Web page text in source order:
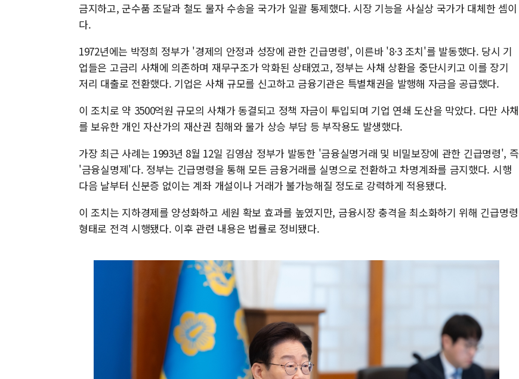
금지하고, 군수품 조달과 철도 물자 수송을 국가가 일괄 통제했다. 시장 기능을 사실상 국가가 대체한 셈이
다.
1972년에는 박정희 정부가 '경제의 안정과 성장에 관한 긴급명령', 이른바 '8·3 조치'를 발동했다. 당시 기
업들은 고금리 사채에 의존하며 재무구조가 악화된 상태였고, 정부는 사채 상환을 중단시키고 이를 장기
저리 대출로 전환했다. 기업은 사채 규모를 신고하고 금융기관은 특별채권을 발행해 자금을 공급했다.
이 조치로 약 3500억원 규모의 사채가 동결되고 정책 자금이 투입되며 기업 연쇄 도산을 막았다. 다만 사채
를 보유한 개인 자산가의 재산권 침해와 물가 상승 부담 등 부작용도 발생했다.
가장 최근 사례는 1993년 8월 12일 김영삼 정부가 발동한 '금융실명거래 및 비밀보장에 관한 긴급명령', 즉
'금융실명제'다. 정부는 긴급명령을 통해 모든 금융거래를 실명으로 전환하고 차명계좌를 금지했다. 시행
다음 날부터 신분증 없이는 계좌 개설이나 거래가 불가능해질 정도로 강력하게 적용됐다.
이 조치는 지하경제를 양성화하고 세원 확보 효과를 높였지만, 금융시장 충격을 최소화하기 위해 긴급명령
형태로 전격 시행됐다. 이후 관련 내용은 법률로 정비됐다.